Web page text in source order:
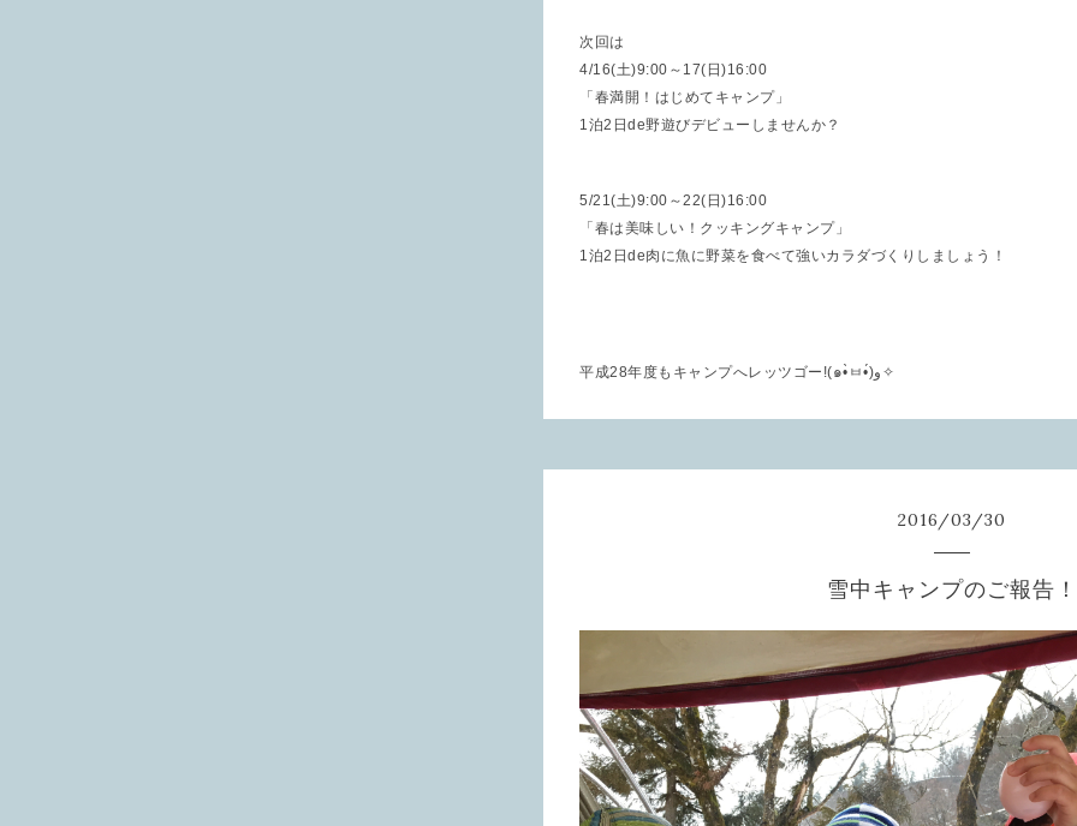
次回は
4/16(土)9:00 ～ 17( 日 )16:00
「春満開！はじめてキャンプ」
1泊2 日 de野遊びデビューしませんか？
5/21(土)9:00 ～22( 日 )16:00
「春は美味しい！クッキングキャンプ」
1泊2 日 de肉に魚に野菜を食べて強いカラダづくりしましょう！
平成28年度もキャンプへレッツゴー !(๑•̀ ㅂ•́)و ✧
2016/03/30
雪中キャンプのご報告！